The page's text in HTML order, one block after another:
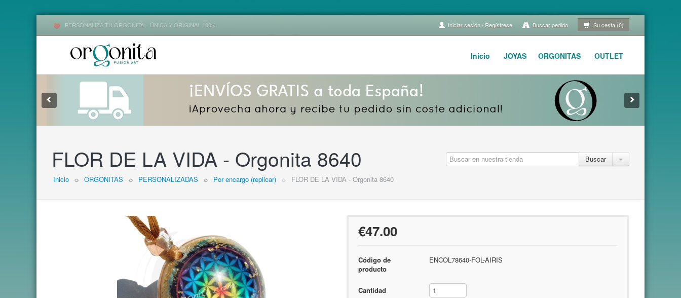
PERSONALIZA TU ORGONITA... ÚNICA Y ORIGINAL 100% Iniciar sesión / Regístrese Buscar pedido Su cesta (0)
Inicio JOYAS ORGONITAS OUTLET
FLOR DE LA VIDA - Orgonita 8640
Inicio ☼ ORGONITAS ☼ PERSONALIZADAS ☼ Por encargo (replicar) ☼ FLOR DE LA VIDA - Orgonita 8640
Buscar
€47.00
Código de
producto
ENCOL78640-FOL-AIRIS
Cantidad